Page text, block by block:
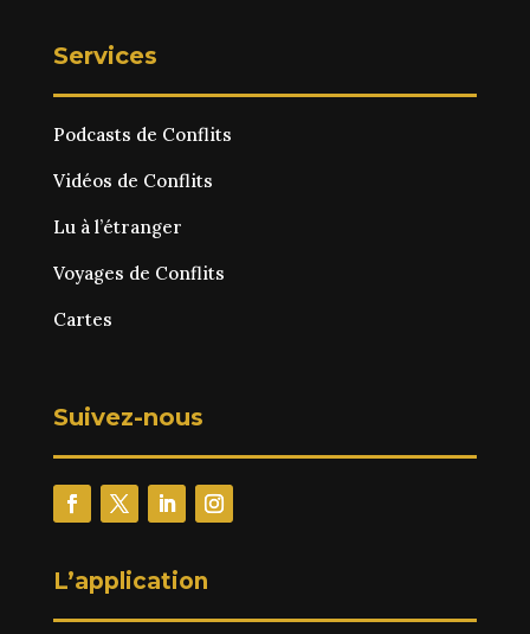
Services
Podcasts de Conflits
Vidéos de Conflits
Lu à l’étranger
Voyages de Conflits
Cartes
Suivez-nous
L’application